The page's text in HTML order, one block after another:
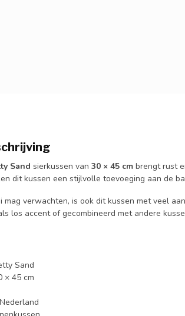
Sand sierkussen van 30 × 45 cm brengt rust
dit kussen een stijlvolle toevoeging aan de
mag verwachten, is ook dit kussen met veel
los accent of gecombineerd met andere
Sand
× 45 cm